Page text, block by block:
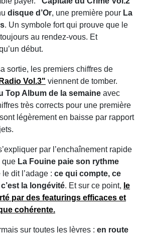
disque d’Or, une première pour La
. Un symbole fort qui prouve que le
au rendez-vous. Et
début.
sortie, les premiers chiffres de
Vol.3" viennent de tomber.
Top Album de la semaine avec
très corrects pour une première
légèrement en baisse par rapport
par l’enchaînement rapide
que La Fouine paie son rythme
dit l’adage : ce qui compte, ce
la longévité. Et sur ce point, le
par des featurings efficaces et
cohérente.
sur toutes les lèvres : en route